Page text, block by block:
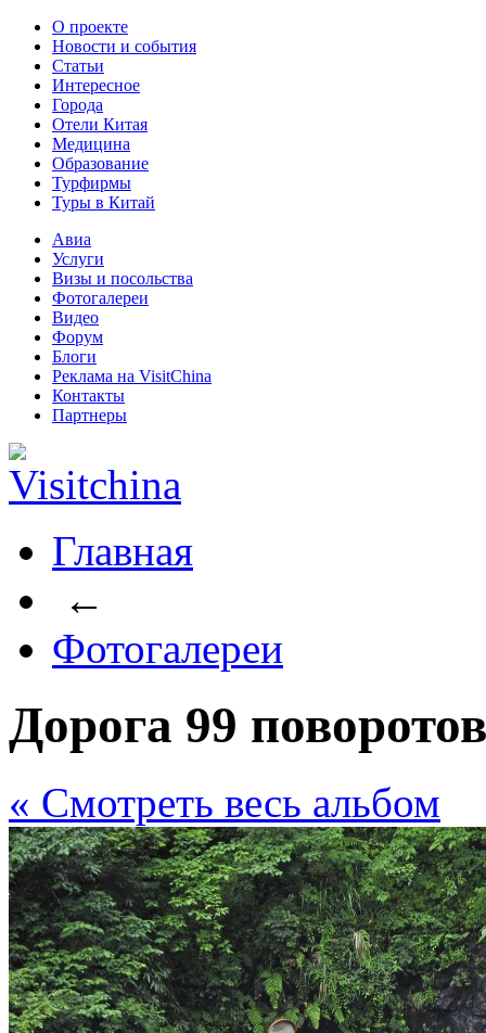
О проекте
Новости и события
Статьи
Интересное
Города
Отели Китая
Медицина
Образование
Турфирмы
Туры в Китай
Авиа
Услуги
Визы и посольства
Фотогалереи
Видео
Форум
Блоги
Реклама на VisitChina
Контакты
Партнеры
Главная
←
Фотогалереи
Дорога 99 поворотов
« Cмотреть весь альбом